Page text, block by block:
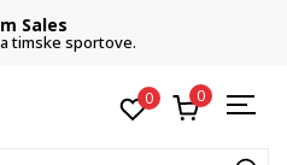
Sales
timske sportove.
0 0